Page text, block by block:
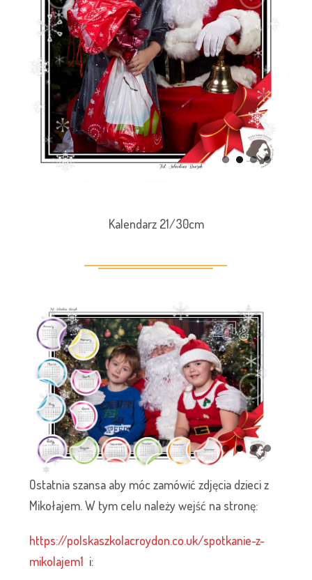
Kalendarz 21/30cm
Ostatnia szansa aby móc zamówić zdjęcia dzieci z
Mikołajem. W tym celu należy wejść na stronę:
https://polskaszkolacroydon.co.uk/spotkanie-z-
mikolajem1 i: